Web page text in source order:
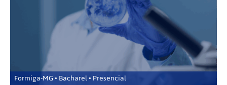
Formiga-MG • Bacharel • Presencial